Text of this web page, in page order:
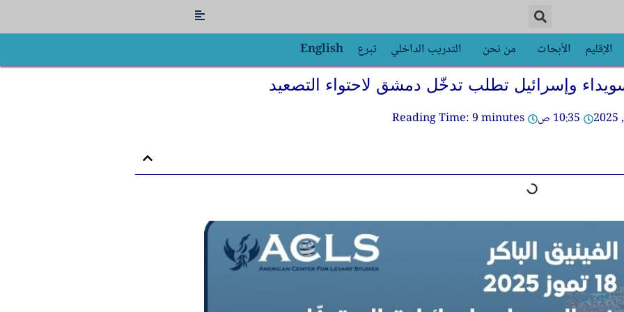
Flyout
Menu
الإقليم الأبحاث من نحن التدريب الداخلي تبرع English
وإسرائيل تطلب تدخّل دمشق لاحتواء التصعيد
10:35 ص Reading Time:9minutes